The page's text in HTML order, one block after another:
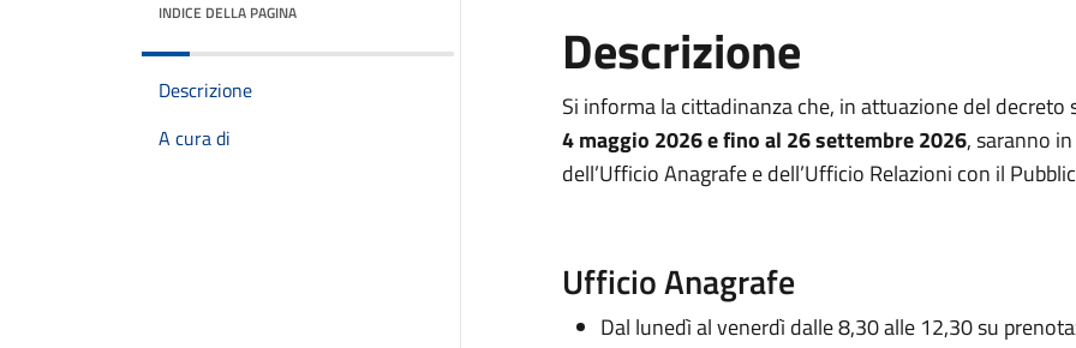
INDICE DELLA PAGINA
Descrizione
A cura di
Descrizione
Si informa la cittadinanza che, in attuazione del
4 maggio 2026 e fino al 26 settembre 2026, saranno
dell’Ufficio Anagrafe e dell’Ufficio Relazioni con il
Ufficio Anagrafe
Dal lunedì al venerdì dalle 8,30 alle 12,30 su